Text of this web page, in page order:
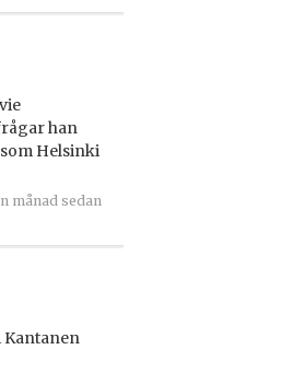
han
Helsinki
månad sedan
Kantanen